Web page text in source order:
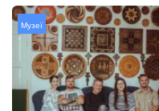
Музеї